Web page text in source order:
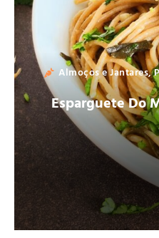
Almoços e Jantares,
Esparguete Do